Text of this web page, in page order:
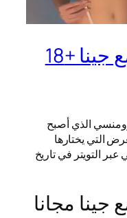
فيديو يوسف خليل مع جينا +18
الذي أصبح
التي يختارها
التويتر في تاريخ
مجانا